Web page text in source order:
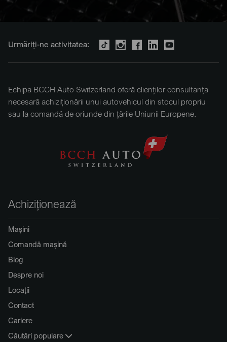
Urmăriți-ne activitatea:
Echipa BCCH Auto Switzerland oferă clienților consultanța
necesară achiziționării unui autovehicul din stocul propriu
sau la comandă de oriunde din țările Uniunii Europene.
Achiziționează
Mașini
Comandă mașină
Blog
Despre noi
Locații
Contact
Cariere
Căutări populare